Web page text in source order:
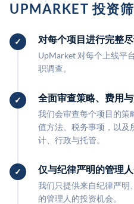
UPMARKET 投资
对每个项目进行完整
UpMarket 对每个上线平
职调查。
全面审查策略、费用
我们会审查每个项目的策
值方法、税务事项，以
计、行政与托管。
仅与纪律严明的管理
我们只提供来自纪律严明
的管理人的投资机会。